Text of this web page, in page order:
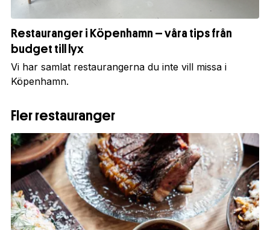
Restauranger i Köpenhamn – våra tips från
budget till lyx
Vi har samlat restaurangerna du inte vill missa i
Köpenhamn.
Fler restauranger
1